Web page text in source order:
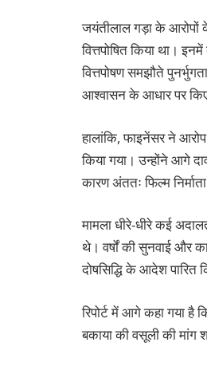
जयंतीलाल गड़ा के
वित्तपोषित किया था।
वित्तपोषण समझौते
आश्वासन के आधार पर
हालांकि, फाइनेंसर ने
किया गया। उन्होंने आगे
कारण अंततः फिल्म
मामला धीरे-धीरे कई
थे। वर्षों की सुनवाई और
दोषसिद्धि के आदेश पारित
रिपोर्ट में आगे कहा गया
बकाया की वसूली की मांग